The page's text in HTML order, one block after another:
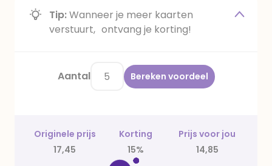
Tip:Wanneer je meer kaarten
verstuurt, ontvang je korting!
Aantal Bereken voordeel
Originele prijs Korting
Prijs voor jou
17,45
15% 14,85